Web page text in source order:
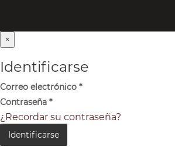
×
Identificarse
Correo electrónico *
Contraseña *
¿Recordar su contraseña?
Identificarse